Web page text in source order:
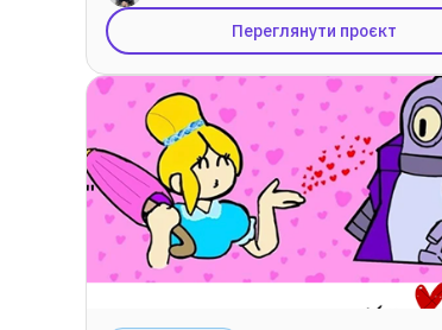
Переглянути проєкт